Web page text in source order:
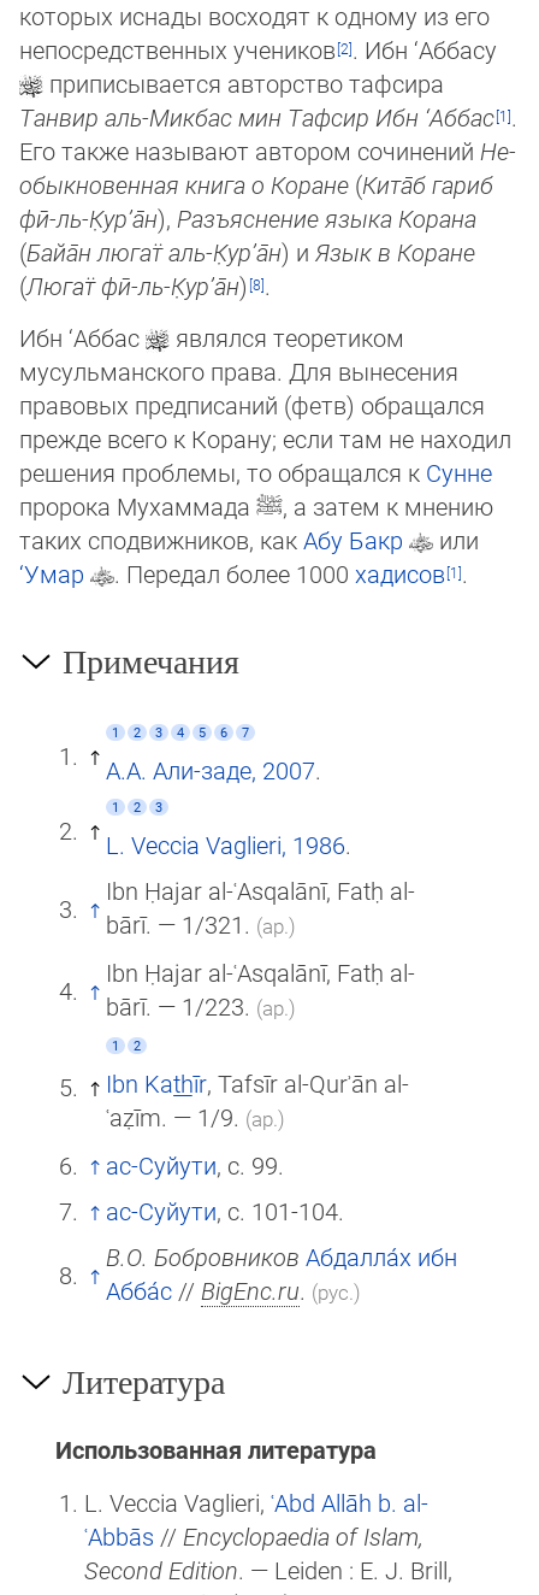
ко­то­рых иснады восходят к одному из его
непосредственных учеников
. Ибн ‘Аббасу
при­пи­сывается авторство тафсира
Танвир аль-Микбас мин Тафсир Ибн ‘Аббас .
Его так­же на­зы­ва­ют ав­то­ром со­чи­не­ний Не­
обыкно­вен­ная кни­га о Ко­ра­не (Кита̄б гариб
фӣ-ль-К̣ур’а̄н), Разъяснение языка Корана
(Байа̄н люгат̈ аль-К̣ур’а̄н) и Язык в Коране
(Люгат̈ фӣ-ль-К̣ур’а̄н)
.
Ибн ‘Аббас
являлся теоретиком
мусульманского права. Для вынесения
правовых пред­пи­са­ний (фетв) обращался
прежде всего к Корану; если там не находил
решения проб­ле­мы, то обращался к Сунне
пророка Мухаммада ﷺ, а затем к мнению
таких спод­виж­ни­ков, какАбу Бакр
или
‘Умар
. Передал более 1000 хадисов .
Примечания
1 2 3 4 5 6 7
А.А. Али-заде, 2007.
1 2 3
L. Veccia Vaglieri, 1986.
Ibn Ḥajar al-ʿAsqalānī, Fatḥ al-
bārī. — 1/321. (ар.)
Ibn Ḥajar al-ʿAsqalānī, Fatḥ al-
bārī. — 1/223. (ар.)
1 2
Ibn Kat̲h̲īr, Tafsīr al-Qurʾān al-
ʿaẓīm. — 1/9. (ар.)
ас-Суйути, с. 99.
ас-Суйути, с. 101-104.
В.О. Бобровников Абдалла́х ибн
Абба́с // BigEnc.ru. (рус.)
Литература
Использованная литература
L. Veccia Vaglieri, ʿAbd Allāh b. al-
ʿAbbās // Encyclopaedia of Islam,
Second Edition. — Leiden : E. J. Brill,